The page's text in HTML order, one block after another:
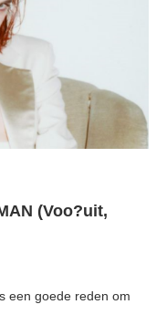
(Voo?uit,
een goede reden om